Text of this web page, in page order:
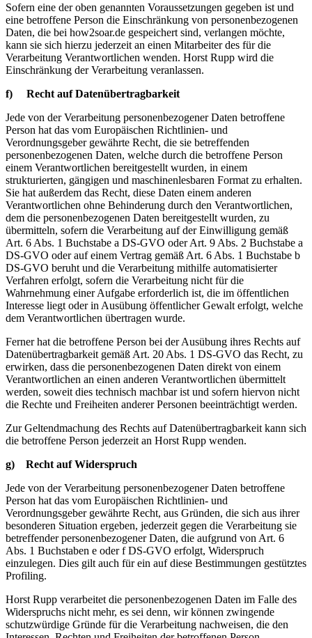
Sofern eine der oben genannten Voraussetzungen gegeben ist und
eine betroffene Person die Einschränkung von personenbezogenen
Daten, die bei how2soar.de gespeichert sind, verlangen möchte,
kann sie sich hierzu jederzeit an einen Mitarbeiter des für die
Verarbeitung Verantwortlichen wenden. Horst Rupp wird die
Einschränkung der Verarbeitung veranlassen.
f) Recht auf Datenübertragbarkeit
Jede von der Verarbeitung personenbezogener Daten betroffene
Person hat das vom Europäischen Richtlinien- und
Verordnungsgeber gewährte Recht, die sie betreffenden
personenbezogenen Daten, welche durch die betroffene Person
einem Verantwortlichen bereitgestellt wurden, in einem
strukturierten, gängigen und maschinenlesbaren Format zu erhalten.
Sie hat außerdem das Recht, diese Daten einem anderen
Verantwortlichen ohne Behinderung durch den Verantwortlichen,
dem die personenbezogenen Daten bereitgestellt wurden, zu
übermitteln, sofern die Verarbeitung auf der Einwilligung gemäß
Art. 6 Abs. 1 Buchstabe a DS-GVO oder Art. 9 Abs. 2 Buchstabe a
DS-GVO oder auf einem Vertrag gemäß Art. 6 Abs. 1 Buchstabe b
DS-GVO beruht und die Verarbeitung mithilfe automatisierter
Verfahren erfolgt, sofern die Verarbeitung nicht für die
Wahrnehmung einer Aufgabe erforderlich ist, die im öffentlichen
Interesse liegt oder in Ausübung öffentlicher Gewalt erfolgt, welche
dem Verantwortlichen übertragen wurde.
Ferner hat die betroffene Person bei der Ausübung ihres Rechts auf
Datenübertragbarkeit gemäß Art. 20 Abs. 1 DS-GVO das Recht, zu
erwirken, dass die personenbezogenen Daten direkt von einem
Verantwortlichen an einen anderen Verantwortlichen übermittelt
werden, soweit dies technisch machbar ist und sofern hiervon nicht
die Rechte und Freiheiten anderer Personen beeinträchtigt werden.
Zur Geltendmachung des Rechts auf Datenübertragbarkeit kann sich
die betroffene Person jederzeit an Horst Rupp wenden.
g) Recht auf Widerspruch
Jede von der Verarbeitung personenbezogener Daten betroffene
Person hat das vom Europäischen Richtlinien- und
Verordnungsgeber gewährte Recht, aus Gründen, die sich aus ihrer
besonderen Situation ergeben, jederzeit gegen die Verarbeitung sie
betreffender personenbezogener Daten, die aufgrund von Art. 6
Abs. 1 Buchstaben e oder f DS-GVO erfolgt, Widerspruch
einzulegen. Dies gilt auch für ein auf diese Bestimmungen gestütztes
Profiling.
Horst Rupp verarbeitet die personenbezogenen Daten im Falle des
Widerspruchs nicht mehr, es sei denn, wir können zwingende
schutzwürdige Gründe für die Verarbeitung nachweisen, die den